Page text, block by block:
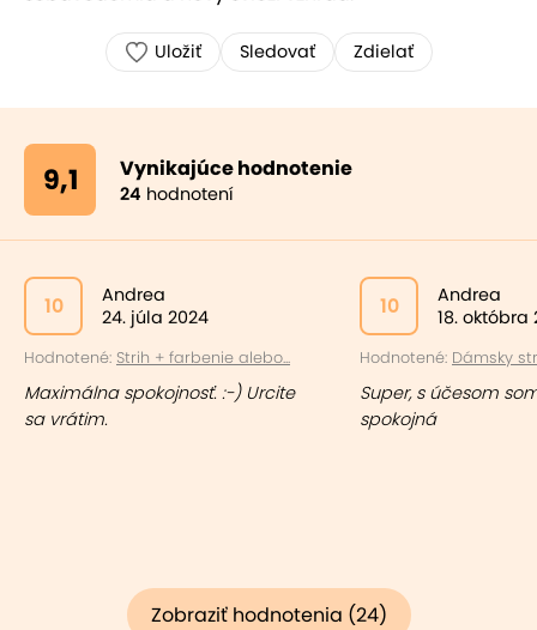
Uložiť Sledovať Zdielať
9,1 Vynikajúce hodnotenie
24 hodnotení
10
Andrea
24. júla 2024
Hodnotené: Strih + farbenie alebo...
Maximálna spokojnosť. :-) Urcite
sa vrátim.
10
Andrea
18. októbra
Hodnotené: Dámsky
Super, s účesom
spokojná
Zobraziť hodnotenia (24)